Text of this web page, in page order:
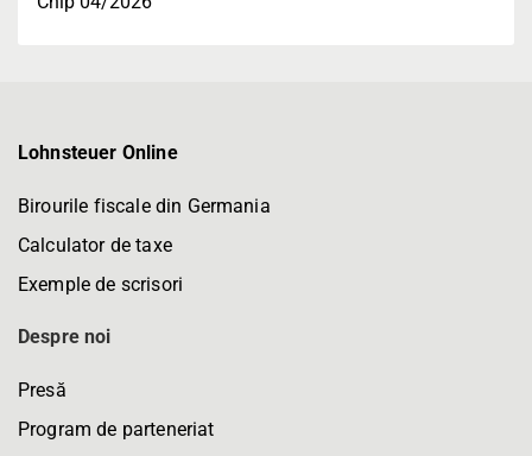
Lohnsteuer Online
Birourile fiscale din Germania
Calculator de taxe
Exemple de scrisori
Despre noi
Presă
Program de parteneriat